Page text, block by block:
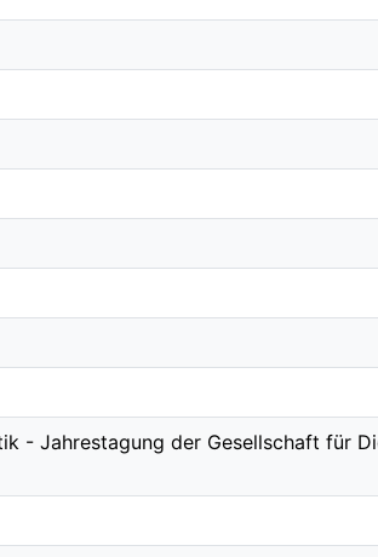
- Jahrestagung der Gesellschaft für